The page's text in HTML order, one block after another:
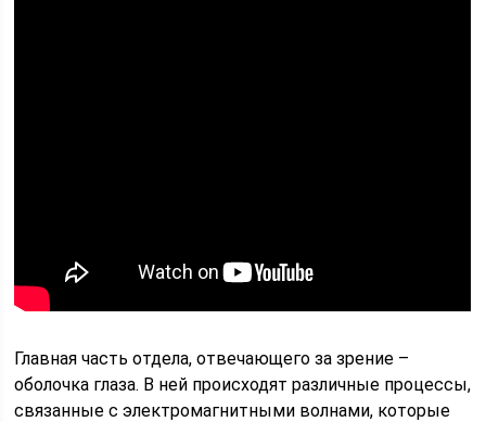
Главная часть отдела, отвечающего за зрение –
оболочка глаза. В ней происходят различные процессы,
связанные с электромагнитными волнами, которые